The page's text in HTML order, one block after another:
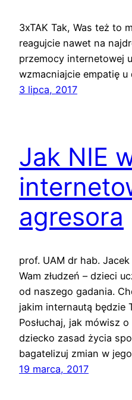
3xTAK Tak, Was też to
reagujcie nawet na
przemocy internetowej
wzmacniajcie empatię u
3 lipca, 2017
Jak NIE
agresora
prof. UAM dr hab.
Wam złudzeń – dzieci
od naszego gadania.
jakim internautą będzie
Posłuchaj, jak mówisz
dziecko zasad życia
bagatelizuj zmian w
19 marca, 2017